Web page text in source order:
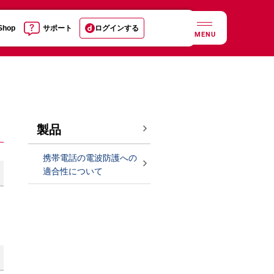
サポート ログインする
MENU
製品
携帯電話の電波防護への
適合性について